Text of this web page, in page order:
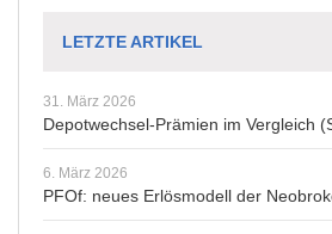
LETZTE ARTIKEL
31. März 2026
Depotwechsel-Prämien im Vergleich
6. März 2026
PFOf: neues Erlösmodell der